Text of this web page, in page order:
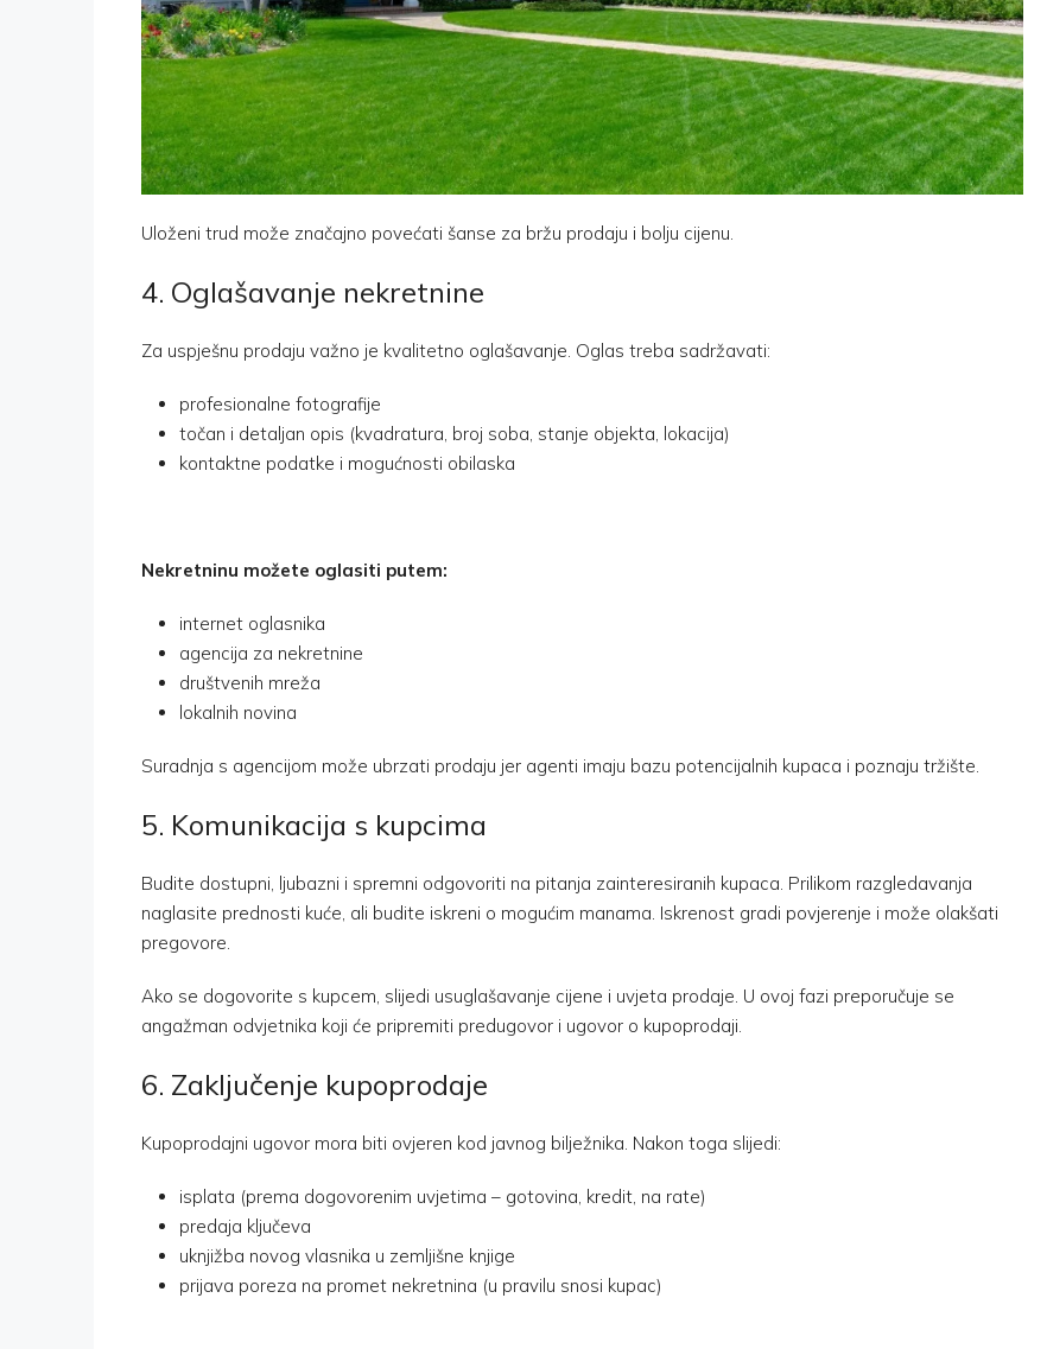
Uloženi trud može značajno povećati šanse za bržu prodaju i bolju cijenu.
4. Oglašavanje nekretnine
Za uspješnu prodaju važno je kvalitetno oglašavanje. Oglas treba sadržavati:
profesionalne fotografije
točan i detaljan opis (kvadratura, broj soba, stanje objekta, lokacija)
kontaktne podatke i mogućnosti obilaska
Nekretninu možete oglasiti putem:
internet oglasnika
agencija za nekretnine
društvenih mreža
lokalnih novina
Suradnja s agencijom može ubrzati prodaju jer agenti imaju bazu potencijalnih kupaca i poznaju tržište.
5. Komunikacija s kupcima
Budite dostupni, ljubazni i spremni odgovoriti na pitanja zainteresiranih kupaca. Prilikom razgledavanja
naglasite prednosti kuće, ali budite iskreni o mogućim manama. Iskrenost gradi povjerenje i može olakšati
pregovore.
Ako se dogovorite s kupcem, slijedi usuglašavanje cijene i uvjeta prodaje. U ovoj fazi preporučuje se
angažman odvjetnika koji će pripremiti predugovor i ugovor o kupoprodaji.
6. Zaključenje kupoprodaje
Kupoprodajni ugovor mora biti ovjeren kod javnog bilježnika. Nakon toga slijedi:
isplata (prema dogovorenim uvjetima – gotovina, kredit, na rate)
predaja ključeva
uknjižba novog vlasnika u zemljišne knjige
prijava poreza na promet nekretnina (u pravilu snosi kupac)